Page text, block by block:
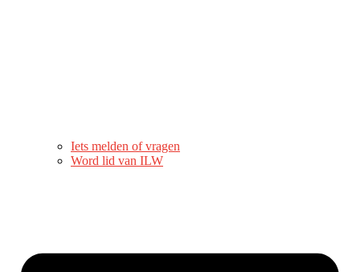
Iets melden of vragen
Word lid van ILW